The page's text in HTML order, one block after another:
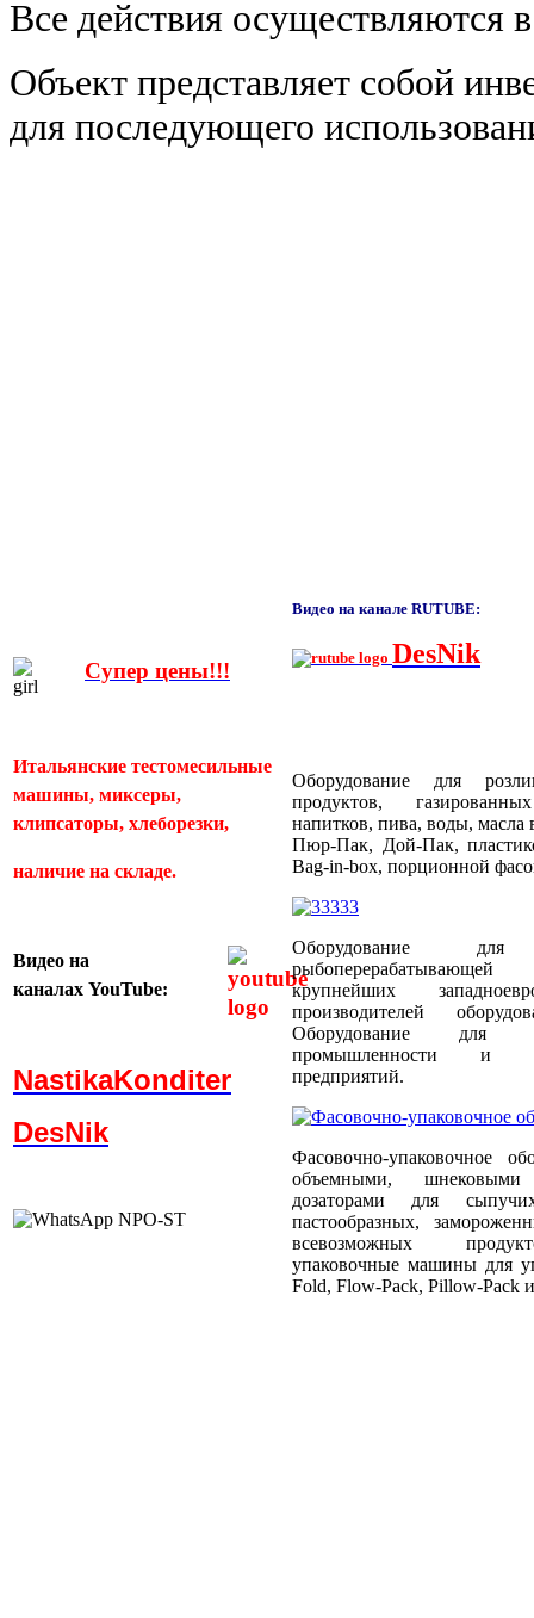
Все действия осуществляются
Объект представляет собой
для последующего
Супер цены!!!
Итальянские тестомесильные
машины, миксеры,
клипсаторы, хлеборезки,
наличие на складе.
Видео на
каналах YouTube:
NastikaKonditer
DesNik
Видео на канале RUTUBE:
DesNik
Оборудование для
продуктов,
напитков, пива, воды,
Пюр-Пак, Дой-Пак,
Bag-in-box, порционной
Оборудование
крупнейших
производителей
Оборудование для
промышленности и
предприятий.
Фасовочно-упаковочное
объемными,
дозаторами для
пастообразных,
всевозможных
упаковочные машины для
Fold, Flow-Pack, Pillow-Pack